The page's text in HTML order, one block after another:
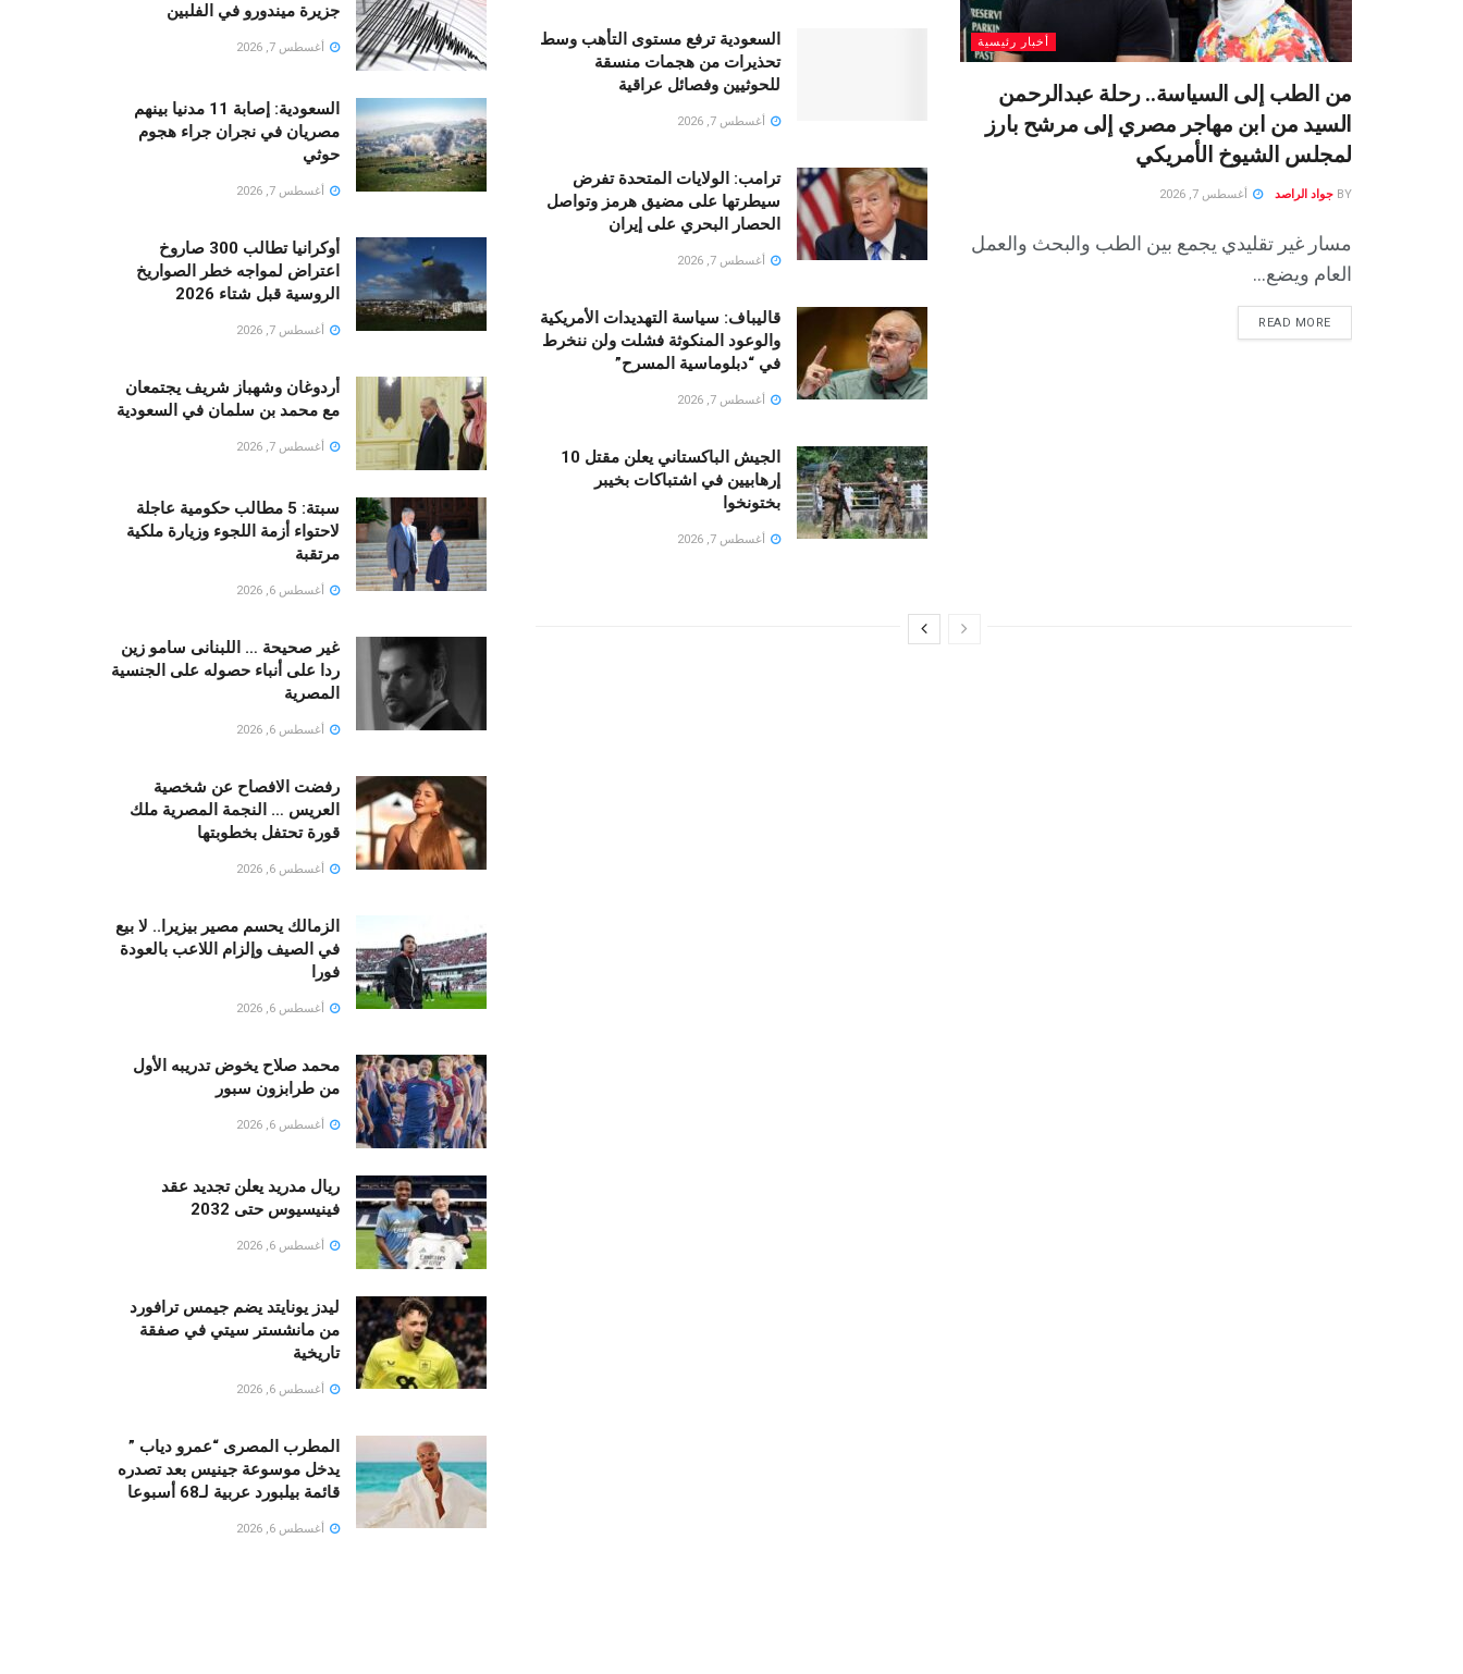
أخبار رئيسية
من الطب إلى السياسة.. رحلة عبدالرحمن
السيد من ابن مهاجر مصري إلى مرشح بارز
لمجلس الشيوخ الأمريكي
BY جواد الراصد أغسطس 7, 2026
مسار غير تقليدي يجمع بين الطب والبحث والعمل
العام ويضع...
READ MORE
السعودية ترفع مستوى التأهب وسط
تحذيرات من هجمات منسقة
للحوثيين وفصائل عراقية
أغسطس 7, 2026
ترامب: الولايات المتحدة تفرض
سيطرتها على مضيق هرمز وتواصل
الحصار البحري على إيران
أغسطس 7, 2026
قالیباف: سياسة التهديدات الأمريكية
والوعود المنكوثة فشلت ولن ننخرط
في “دبلوماسية المسرح”
أغسطس 7, 2026
الجيش الباكستاني يعلن مقتل 10
إرهابيين في اشتباكات بخيبر
بختونخوا
أغسطس 7, 2026
جزيرة ميندورو في الفلبين
أغسطس 7, 2026
السعودية: إصابة 11 مدنيا بينهم
مصريان في نجران جراء هجوم
حوثي
أغسطس 7, 2026
أوكرانيا تطالب 300 صاروخ
اعتراض لمواجه خطر الصواريخ
الروسية قبل شتاء 2026
أغسطس 7, 2026
أردوغان وشهباز شريف يجتمعان
مع محمد بن سلمان في السعودية
أغسطس 7, 2026
سبتة: 5 مطالب حكومية عاجلة
لاحتواء أزمة اللجوء وزيارة ملكية
مرتقبة
أغسطس 6, 2026
غير صحيحة … اللبنانى سامو زين
ردا على أنباء حصوله على الجنسية
المصرية
أغسطس 6, 2026
رفضت الافصاح عن شخصية
العريس … النجمة المصرية ملك
قورة تحتفل بخطوبتها
أغسطس 6, 2026
الزمالك يحسم مصير بيزيرا.. لا بيع
في الصيف وإلزام اللاعب بالعودة
فورا
أغسطس 6, 2026
محمد صلاح يخوض تدريبه الأول
من طرابزون سبور
أغسطس 6, 2026
ريال مدريد يعلن تجديد عقد
فينيسيوس حتى 2032
أغسطس 6, 2026
ليدز يونايتد يضم جيمس ترافورد
من مانشستر سيتي في صفقة
تاريخية
أغسطس 6, 2026
المطرب المصرى “عمرو دياب ”
يدخل موسوعة جينيس بعد تصدره
قائمة بيلبورد عربية لـ68 أسبوعا
أغسطس 6, 2026